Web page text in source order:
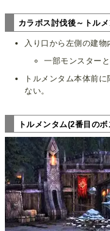
カラボス討伐後～トル
入り口から左側の建物
一部モンスター
トルメンタム本体前
ない。
トルメンタム(2番目の